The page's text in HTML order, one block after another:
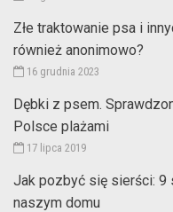
Złe traktowanie psa i
również anonimowo?
16 grudnia 2023
Dębki z psem.
Polsce plażami
17 lipca 2019
Jak pozbyć się sierści:
naszym domu